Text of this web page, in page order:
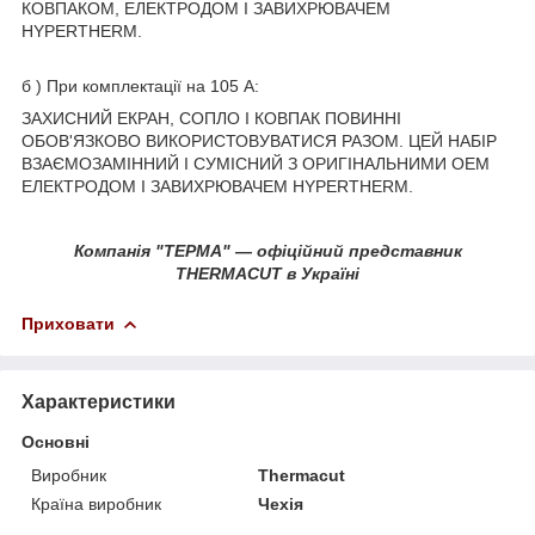
КОВПАКОМ, ЕЛЕКТРОДОМ І ЗАВИХРЮВАЧЕМ
HYPERTHERM.
б ) При комплектації на 105 А:
ЗАХИСНИЙ ЕКРАН, СОПЛО І КОВПАК ПОВИННІ
ОБОВ'ЯЗКОВО ВИКОРИСТОВУВАТИСЯ РАЗОМ. ЦЕЙ НАБІР
ВЗАЄМОЗАМІННИЙ І СУМІСНИЙ З ОРИГІНАЛЬНИМИ ОЕМ
ЕЛЕКТРОДОМ І ЗАВИХРЮВАЧЕМ HYPERTHERM.
Компанія "ТЕРМА" ― офіційний представник
THERMACUT в Україні
Приховати
Характеристики
Основні
Виробник
Thermacut
Країна виробник
Чехія